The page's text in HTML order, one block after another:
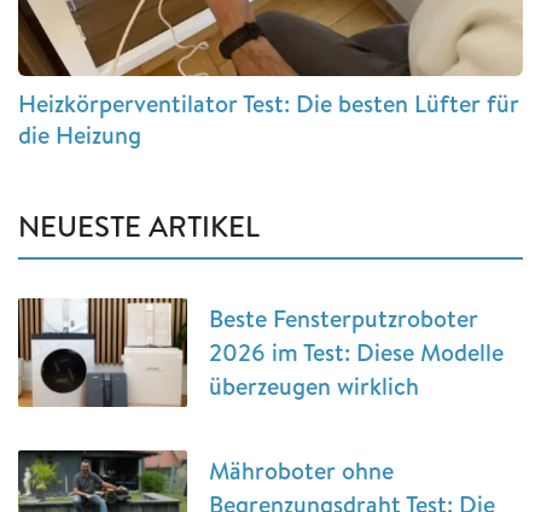
Heizkörperventilator Test: Die besten Lüfter für
die Heizung
NEUESTE ARTIKEL
Beste Fensterputzroboter
2026 im Test: Diese Modelle
überzeugen wirklich
Mähroboter ohne
Begrenzungsdraht Test: Die